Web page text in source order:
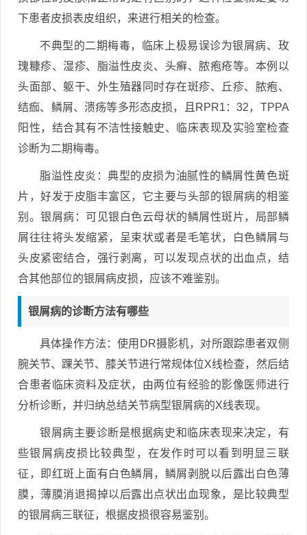
下患者皮损表皮组织，来进行相关的检查。
不典型的二期梅毒，临床上极易误诊为银屑病、玫
瑰糠疹、湿疹、脂溢性皮炎、头癣、脓疱疮等。本例以
头面部、躯干、外生殖器同时存在斑疹、丘疹、脓疱、
结痂、鳞屑、溃疡等多形态皮损，且RPR1：32，TPPA
阳性，结合其有不洁性接触史、临床表现及实验室检查
诊断为二期梅毒。
脂溢性皮炎：典型的皮损为油腻性的鳞屑性黄色斑
片，好发于皮脂丰富区，它主要与头部的银屑病的相鉴
别。银屑病：可见银白色云母状的鳞屑性斑片，局部鳞
屑往往将头发缩紧，呈束状或者是毛笔状，白色鳞屑与
头皮紧密结合，强行剥离，可以发现点状的出血点，结
合其他部位的银屑病皮损，应该不难鉴别。
银屑病的诊断方法有哪些
具体操作方法：使用DR摄影机，对所跟踪患者双侧
腕关节、踝关节、膝关节进行常规体位X线检查，然后结
合患者临床资料及症状，由两位有经验的影像医师进行
分析诊断，并归纳总结关节病型银屑病的X线表现。
银屑病主要诊断是根据病史和临床表现来决定，有
些银屑病皮损比较典型，在发作时可以看到明显三联
征，即红斑上面有白色鳞屑，鳞屑剥脱以后露出白色薄
膜，薄膜消退揭掉以后露出点状出血现象，是比较典型
的银屑病三联征，根据皮损很容易鉴别。